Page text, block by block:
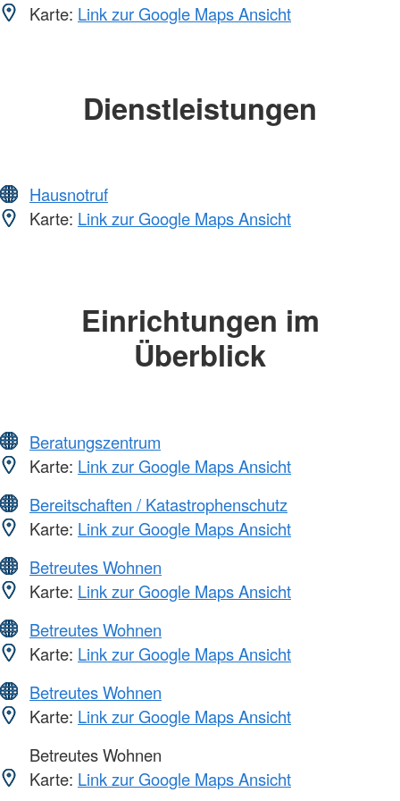
Karte: Link zur Google Maps Ansicht
Dienstleistungen
Hausnotruf
Karte: Link zur Google Maps Ansicht
Einrichtungen im
Überblick
Beratungszentrum
Karte: Link zur Google Maps Ansicht
Bereitschaften / Katastrophenschutz
Karte: Link zur Google Maps Ansicht
Betreutes Wohnen
Karte: Link zur Google Maps Ansicht
Betreutes Wohnen
Karte: Link zur Google Maps Ansicht
Betreutes Wohnen
Karte: Link zur Google Maps Ansicht
Betreutes Wohnen
Karte: Link zur Google Maps Ansicht